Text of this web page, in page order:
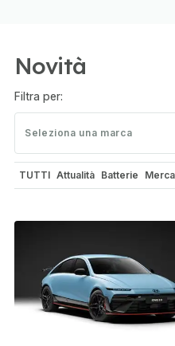
Novità
Filtra per:
Seleziona una marca
TUTTI Attualità Batterie
Motorsport Network